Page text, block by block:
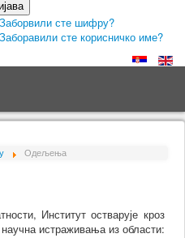
Заборвили сте шифру?
Заборавили сте корисничко име?
Одељења
Институт остварује кроз
истраживања из области: